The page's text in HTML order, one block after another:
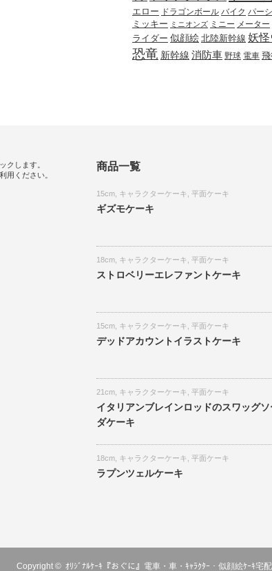
エロー
ドラゴンボール バイク パー
ミッキー ミニオンズ ミニー メーター
ライダー 似顔絵 北陸新幹線 妖
恐竜 新幹線 消防車 野球 電車
クします。
用ください。
商品一覧
15cm キャラクターケーキ 平面ケーキ
ギズモケーキ
18cm キャラクターケーキ 平面ケーキ
ストロベリーエレファントケーキ
15cm キャラクターケーキ 平面ケーキ
デッドアカウントイラストケーキ
21cm キャラクターケーキ 平面ケーキ
イタリアンブレインロッドのスワッグソ
ダケーキ
18cm キャラクターケーキ 平面ケーキ
ラプンツェルケーキ
Copyright © ｵﾘｼﾞﾅﾙｹｰｷ『おぐに』電車・車・ｷｬﾗｸﾀｰ・似顔絵ｹｰｷ宅